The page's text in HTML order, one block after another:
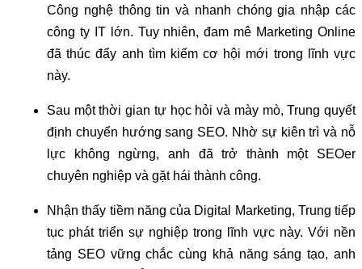
Công nghệ thông tin và nhanh chóng gia nhập các
công ty IT lớn. Tuy nhiên, đam mê Marketing Online
đã thúc đẩy anh tìm kiếm cơ hội mới trong lĩnh vực
này.
Sau một thời gian tự học hỏi và mày mò, Trung quyết
định chuyển hướng sang SEO. Nhờ sự kiên trì và nỗ
lực không ngừng, anh đã trở thành một SEOer
chuyên nghiệp và gặt hái thành công.
Nhận thấy tiềm năng của Digital Marketing, Trung tiếp
tục phát triển sự nghiệp trong lĩnh vực này. Với nền
tảng SEO vững chắc cùng khả năng sáng tạo, anh